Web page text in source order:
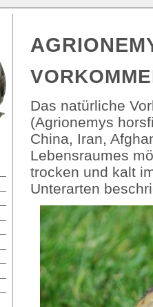
Das natürliche
(Agrionemys
China, Iran,
Lebensraumes
trocken und kalt
Unterarten